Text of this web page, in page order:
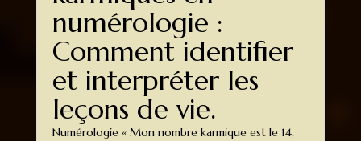
numérologie :
Comment identifier
et interpréter les
leçons de vie.
Numérologie « Mon nombre karmique est le 14,